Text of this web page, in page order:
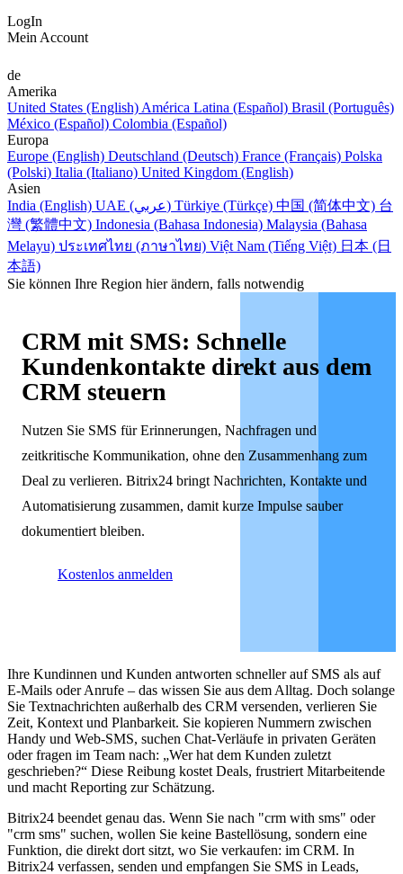
LogIn
Mein Account
de
Amerika
United States (English) América Latina (Español) Brasil (Português)
México (Español) Colombia (Español)
Europa
Europe (English) Deutschland (Deutsch) France (Français) Polska
(Polski) Italia (Italiano) United Kingdom (English)
Asien
India (English)
UAE (عربي) Türkiye (Türkçe) 中国 (简体中文) 台
灣 (繁體中文) Indonesia (Bahasa Indonesia) Malaysia (Bahasa
Melayu) ประเทศไทย (ภาษาไทย) Việt Nam (Tiếng Việt) 日本 (日
本語)
Sie können Ihre Region hier ändern, falls notwendig
CRM mit SMS: Schnelle
Kundenkontakte direkt aus dem
CRM steuern
Nutzen Sie SMS für Erinnerungen, Nachfragen und
zeitkritische Kommunikation, ohne den Zusammenhang zum
Deal zu verlieren. Bitrix24 bringt Nachrichten, Kontakte und
Automatisierung zusammen, damit kurze Impulse sauber
dokumentiert bleiben.
Kostenlos anmelden
Ihre Kundinnen und Kunden antworten schneller auf SMS als auf
E-Mails oder Anrufe – das wissen Sie aus dem Alltag. Doch solange
Sie Textnachrichten außerhalb des CRM versenden, verlieren Sie
Zeit, Kontext und Planbarkeit. Sie kopieren Nummern zwischen
Handy und Web-SMS, suchen Chat-Verläufe in privaten Geräten
oder fragen im Team nach: „Wer hat dem Kunden zuletzt
geschrieben?“ Diese Reibung kostet Deals, frustriert Mitarbeitende
und macht Reporting zur Schätzung.
Bitrix24 beendet genau das. Wenn Sie nach "crm with sms" oder
"crm sms" suchen, wollen Sie keine Bastellösung, sondern eine
Funktion, die direkt dort sitzt, wo Sie verkaufen: im CRM. In
Bitrix24 verfassen, senden und empfangen Sie SMS in Leads,